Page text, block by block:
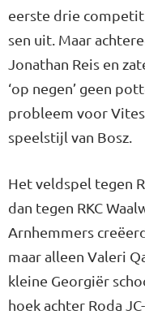
eerste drie
sen uit. Maar
Jonathan Reis en
‘op negen’ geen
probleem voor
speelstijl van Bosz.
Het veldspel tegen
dan tegen RKC
Arnhemmers
maar alleen Valeri
kleine Georgiër
hoek achter Roda